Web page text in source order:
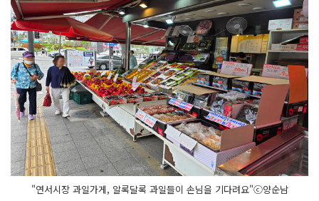
"연서시장 과일가게, 알록달록 과일들이 손님을 기다려요"ⓒ양순남